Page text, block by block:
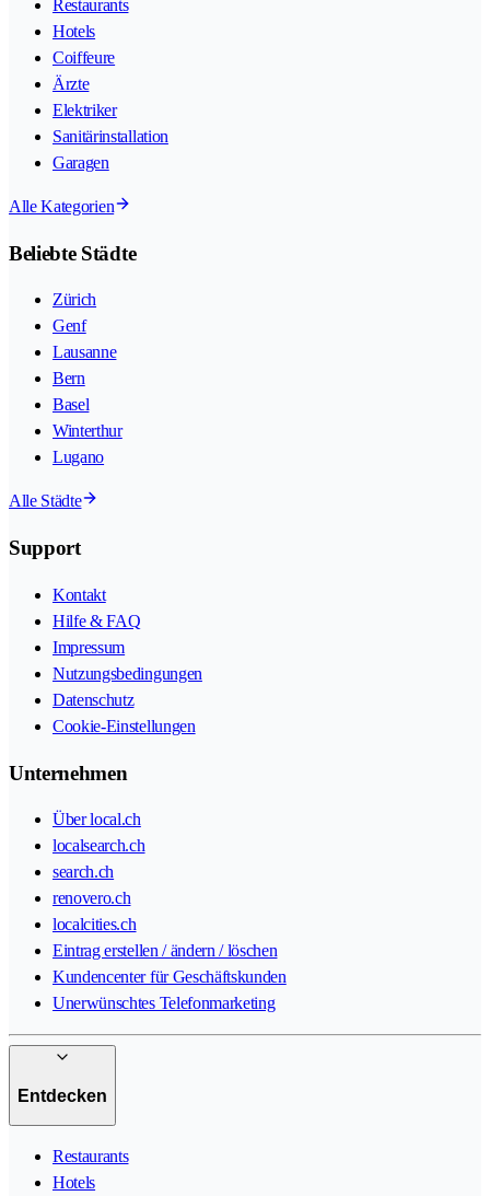
Restaurants
Hotels
Coiffeure
Ärzte
Elektriker
Sanitärinstallation
Garagen
Alle Kategorien
Beliebte Städte
Zürich
Genf
Lausanne
Bern
Basel
Winterthur
Lugano
Alle Städte
Support
Kontakt
Hilfe & FAQ
Impressum
Nutzungsbedingungen
Datenschutz
Cookie-Einstellungen
Unternehmen
Über local.ch
localsearch.ch
search.ch
renovero.ch
localcities.ch
Eintrag erstellen / ändern / löschen
Kundencenter für Geschäftskunden
Unerwünschtes Telefonmarketing
Entdecken
Restaurants
Hotels